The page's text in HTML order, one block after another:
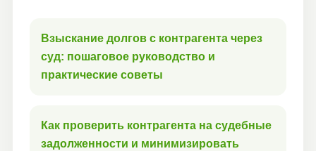
Взыскание долгов с контрагента через
суд: пошаговое руководство и
практические советы
Как проверить контрагента на судебные
задолженности и минимизировать